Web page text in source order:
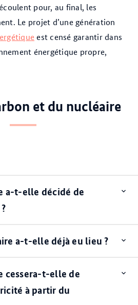
pour, au final, les
Le projet d’une génération
est censé garantir dans
énergétique propre,
et du nucléaire
a-t-elle décidé de
a-t-elle déjà eu lieu ?
cessera-t-elle de
à partir du